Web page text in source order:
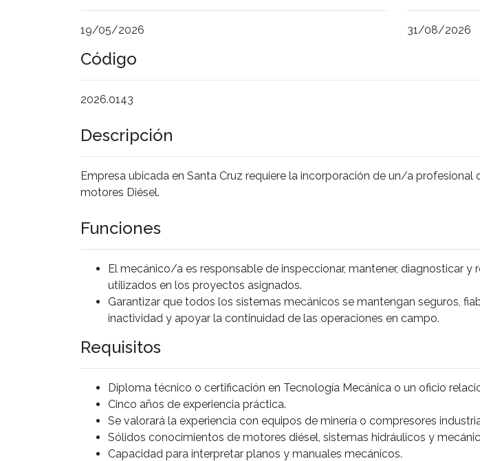
19/05/2026 31/08/2026
Código
2026.0143
Descripción
Empresa ubicada en Santa Cruz requiere la incorporación de un/a profesional
motores Diésel.
Funciones
El mecánico/a es responsable de inspeccionar, mantener, diagnosticar y
utilizados en los proyectos asignados.
Garantizar que todos los sistemas mecánicos se mantengan seguros,
inactividad y apoyar la continuidad de las operaciones en campo.
Requisitos
Diploma técnico o certificación en Tecnología Mecánica o un oficio
Cinco años de experiencia práctica.
Se valorará la experiencia con equipos de minería o compresores
Sólidos conocimientos de motores diésel, sistemas hidráulicos y
Capacidad para interpretar planos y manuales mecánicos.